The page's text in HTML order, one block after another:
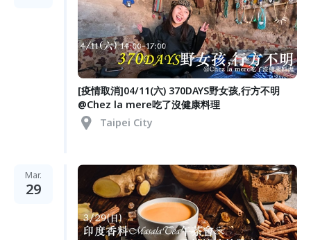
[疫情取消]04/11(六) 370DAYS野女孩,行方不明
@Chez la mere吃了沒健康料理
Taipei City
Mar.
29